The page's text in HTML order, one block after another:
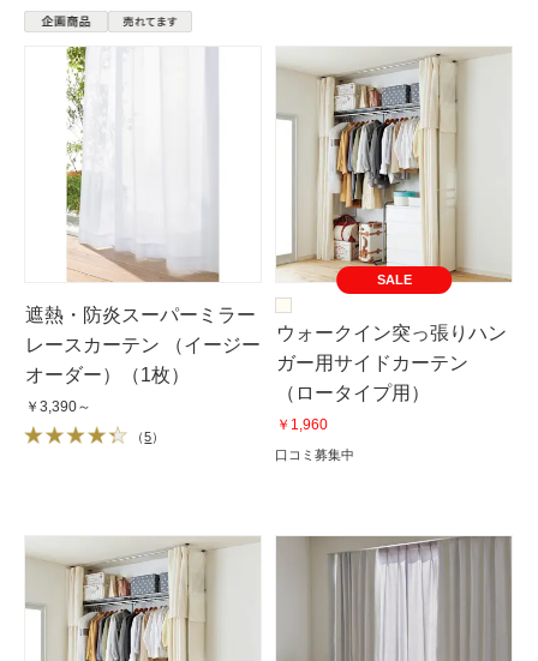
遮熱・防炎スーパーミラー
レースカーテン （イージー
オーダー）（1枚）
￥3,390～
（5）
SALE
ウォークイン突っ張りハン
ガー用サイドカーテン
（ロータイプ用）
￥1,960
口コミ募集中